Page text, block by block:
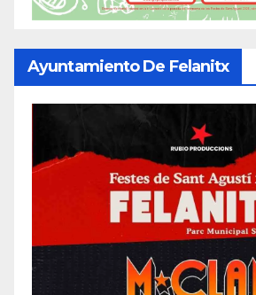
Ayuntamiento De Felanitx